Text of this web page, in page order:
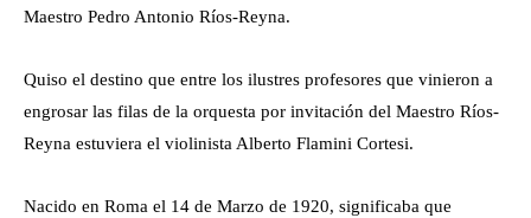
Maestro Pedro Antonio Ríos-Reyna.
Quiso el destino que entre los ilustres profesores que vinieron a
engrosar las filas de la orquesta por invitación del Maestro Ríos-
Reyna estuviera el violinista Alberto Flamini Cortesi.
Nacido en Roma el 14 de Marzo de 1920, significaba que